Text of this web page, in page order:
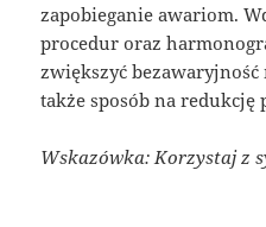
zapobieganie awariom.
procedur oraz
zwiększyć
także sposób na redukcję
Wskazówka: Korzystaj z